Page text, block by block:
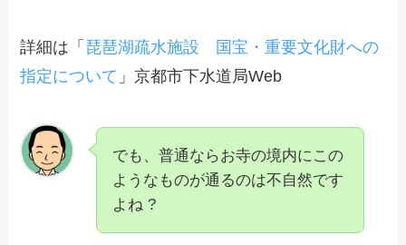
詳細は「 琵琶湖疏水施設 国宝・重要文化財への
指定について 」京都市下水道局Web
でも、普通ならお寺の境内にこの
ようなものが通るのは不自然です
よね ?